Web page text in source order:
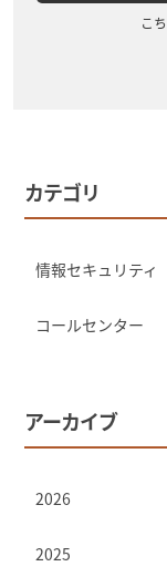
こ
カテゴリ
情報セキュリティ
コールセンター
アーカイブ
2026
2025